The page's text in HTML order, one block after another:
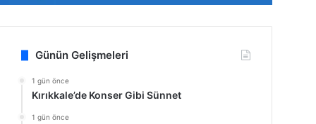
Günün Gelişmeleri
1 gün önce
Kırıkkale’de Konser Gibi Sünnet
1 gün önce